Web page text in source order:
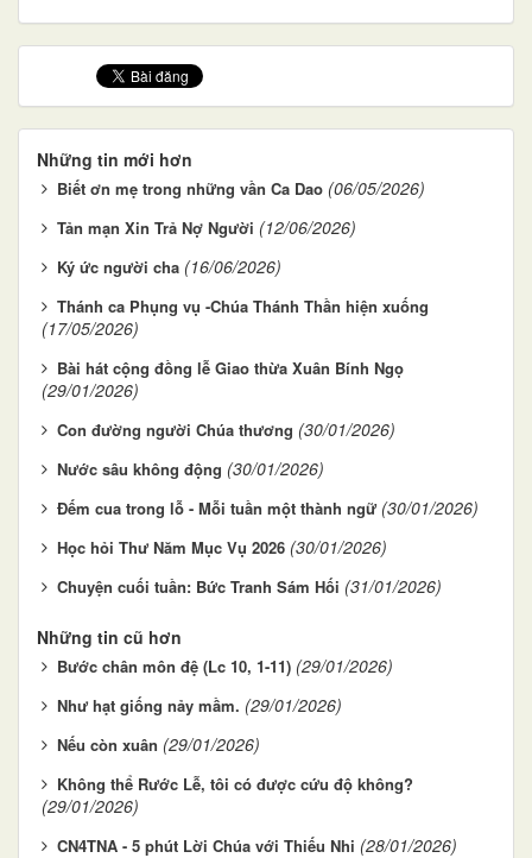
Những tin mới hơn
Biết ơn mẹ trong những vần Ca Dao (06/05/2026)
Tản mạn Xin Trả Nợ Người (12/06/2026)
Ký ức người cha (16/06/2026)
Thánh ca Phụng vụ -Chúa Thánh Thần hiện xuống
(17/05/2026)
Bài hát cộng đồng lễ Giao thừa Xuân Bính Ngọ
(29/01/2026)
Con đường người Chúa thương (30/01/2026)
Nước sâu không động (30/01/2026)
Đếm cua trong lỗ - Mỗi tuần một thành ngữ (30/01/2026)
Học hỏi Thư Năm Mục Vụ 2026 (30/01/2026)
Chuyện cuối tuần: Bức Tranh Sám Hối (31/01/2026)
Những tin cũ hơn
Bước chân môn đệ (Lc 10, 1-11) (29/01/2026)
Như hạt giống nảy mầm. (29/01/2026)
Nếu còn xuân (29/01/2026)
Không thể Rước Lễ, tôi có được cứu độ không?
(29/01/2026)
CN4TNA - 5 phút Lời Chúa với Thiếu Nhi (28/01/2026)